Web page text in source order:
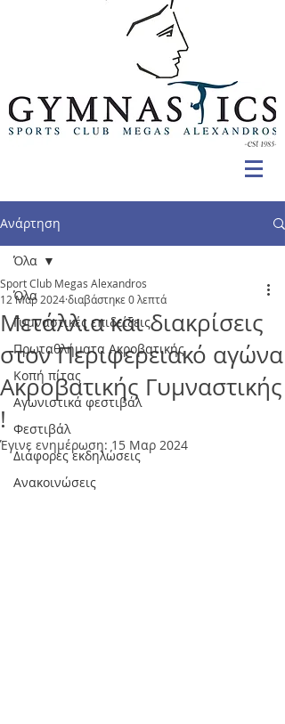
Ανάρτηση
Όλα
Γυμναστικές επιδείξεις
Πρωταθλήματα Ακροβατικής
Κοπή πίτας
Αγωνιστικά φεστιβάλ
Φεστιβάλ
Διάφορες εκδηλώσεις
Ανακοινώσεις
Όλα
Μετάλλια και διακρίσεις
στον Περιφερειακό αγώνα
Ακροβατικής Γυμναστικής
!
Sport Club Megas Alexandros
12 Μαρ 2024διαβάστηκε 0 λεπτά
Έγινε ενημέρωση: 15 Μαρ 2024